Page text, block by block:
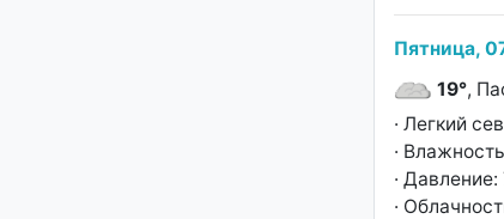
Пятница,
19°,
· Легкий
·
·
·